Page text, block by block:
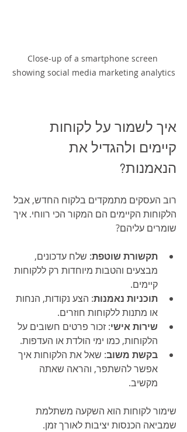
Close-up of a smartphone screen
showing social media marketing analytics
איך לשמור על לקוחות
קיימים ולהגדיל את
הנאמנות?
רוב העסקים מתמקדים בלקוח החדש, אבל
הלקוחות הקיימים הם המקור הכי רווחי. איך
שומרים עליהם?
תקשורת שוטפת: שלח עדכונים,
מבצעים והטבות מיוחדות רק ללקוחות
קיימים.
תוכניות נאמנות: הצע נקודות, הנחות
או מתנות ללקוחות חוזרים.
שירות אישי: זכור פרטים חשובים על
הלקוחות, כמו ימי הולדת או העדפות.
בקשת משוב: שאל את הלקוחות איך
אפשר להשתפר, והראה שאתה
מקשיב.
שימור לקוחות הוא השקעה משתלמת
שמביאה הכנסות יציבות לאורך זמן.